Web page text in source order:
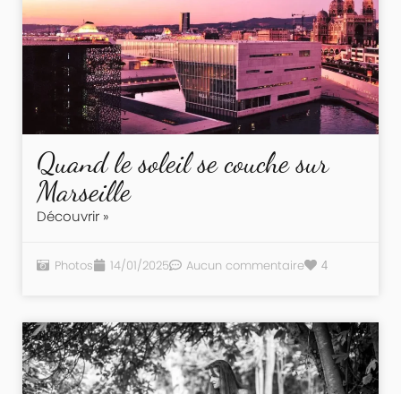
Quand le soleil se couche sur
Marseille
Découvrir »
Photos 14/01/2025 Aucun commentaire 4